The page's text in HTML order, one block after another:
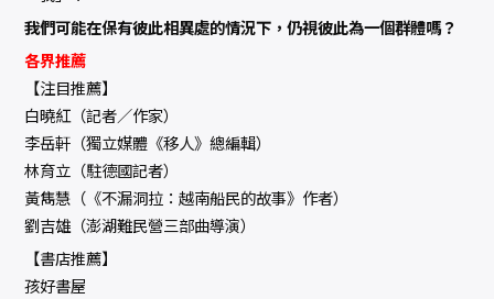
我們可能在保有彼此相異處的情況下，仍視彼此為一個群體嗎？
各界推薦
【注目推薦】
白曉紅（記者／作家）
李岳軒（獨立媒體《移人》總編輯）
林育立（駐德國記者）
黃雋慧（《不漏洞拉：越南船民的故事》作者）
劉吉雄（澎湖難民營三部曲導演）
【書店推薦】
孩好書屋